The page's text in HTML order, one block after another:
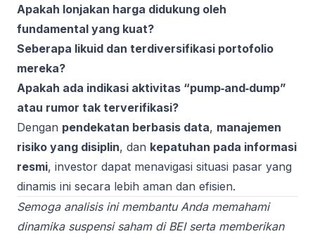
Apakah lonjakan harga didukung oleh
fundamental yang kuat?
Seberapa likuid dan terdiversifikasi portofolio
mereka?
Apakah ada indikasi aktivitas “pump‑and‑dump”
atau rumor tak terverifikasi?
Dengan pendekatan berbasis data, manajemen
risiko yang disiplin, dan kepatuhan pada informasi
resmi, investor dapat menavigasi situasi pasar yang
dinamis ini secara lebih aman dan efisien.
Semoga analisis ini membantu Anda memahami
dinamika suspensi saham di BEI serta memberikan